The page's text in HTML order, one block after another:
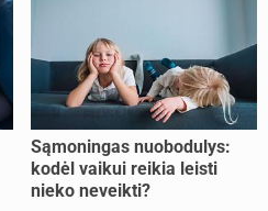
Sąmoningas nuobodulys:
kodėl vaikui reikia leisti
nieko neveikti?